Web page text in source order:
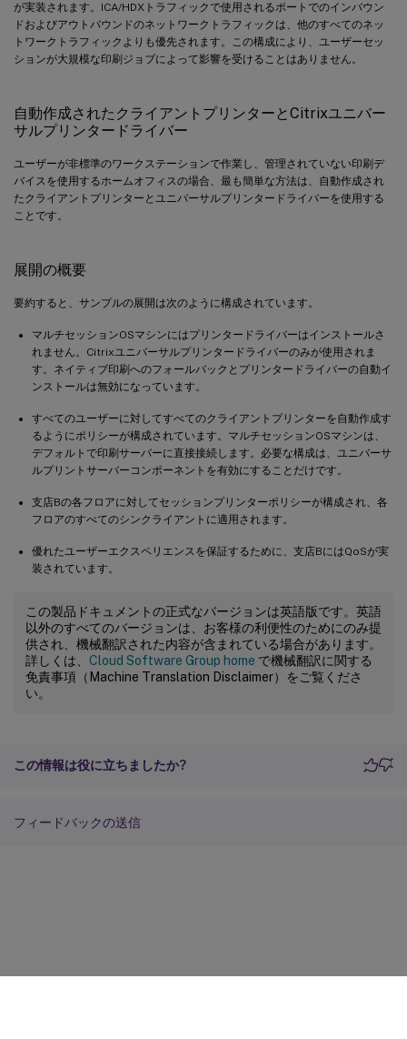
が実装されます。ICA/HDXトラフィックで使用されるポートでのインバウン
ドおよびアウトバウンドのネットワークトラフィックは、他のすべてのネッ
トワークトラフィックよりも優先されます。この構成により、ユーザーセッ
ションが大規模な印刷ジョブによって影響を受けることはありません。
自動作成されたクライアントプリンターとCitrixユニバー
サルプリンタードライバー
ユーザーが非標準のワークステーションで作業し、管理されていない印刷デ
バイスを使用するホームオフィスの場合、最も簡単な方法は、自動作成され
たクライアントプリンターとユニバーサルプリンタードライバーを使用する
ことです。
展開の概要
要約すると、サンプルの展開は次のように構成されています。
マルチセッションOSマシンにはプリンタードライバーはインストールさ
れません。Citrixユニバーサルプリンタードライバーのみが使用されま
す。ネイティブ印刷へのフォールバックとプリンタードライバーの自動イ
ンストールは無効になっています。
すべてのユーザーに対してすべてのクライアントプリンターを自動作成す
るようにポリシーが構成されています。マルチセッションOSマシンは、
デフォルトで印刷サーバーに直接接続します。必要な構成は、ユニバーサ
ルプリントサーバーコンポーネントを有効にすることだけです。
支店Bの各フロアに対してセッションプリンターポリシーが構成され、各
フロアのすべてのシンクライアントに適用されます。
優れたユーザーエクスペリエンスを保証するために、支店BにはQoSが実
装されています。
この製品ドキュメントの正式なバージョンは英語版です。英語
以外のすべてのバージョンは、お客様の利便性のためにのみ提
供され、機械翻訳された内容が含まれている場合があります。
詳しくは、 Cloud Software Group home で機械翻訳に関する
免責事項（Machine Translation Disclaimer）をご覧くださ
い。
この情報は役に立ちましたか?
フィードバックの送信